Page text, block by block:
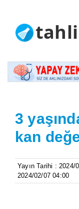
3
kan
Yayın Tarihi : 2024/
2024/02/07 04:00